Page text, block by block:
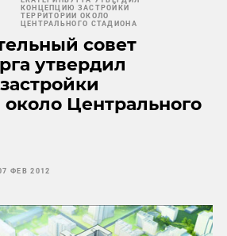
КОНЦЕПЦИЮ ЗАСТРОЙКИ
ТЕРРИТОРИИ ОКОЛО
ЦЕНТРАЛЬНОГО СТАДИОНА
совет
утвердил
Центрального
ФЕВ 2012